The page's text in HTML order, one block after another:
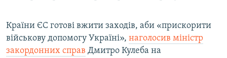
Усі сайти RFE/RL
Країни ЄС готові вжити заходів, аби «прискорити
військову допомогу Україні», наголосив міністр
закордонних справ Дмитро Кулеба на